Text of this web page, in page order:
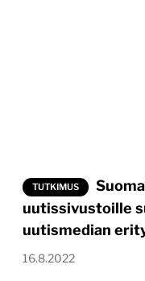
TUTKIMUS
uutissivustoille
uutismedian
16.8.2022